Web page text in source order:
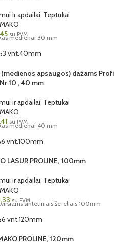
ir apdailai, Teptukai
MAKO
su PVM
medienai 30 mm
3 vnt.40mm
apsaugos) dažams Profi
, 40 mm
ir apdailai, Teptukai
MAKO
su PVM
medienai 40 mm
6 vnt.100mm
LASUR PROLINE, 100mm
ir apdailai, Teptukai
MAKO
su PVMsintetiniais šereliais 100mm
6 vnt.120mm
PROLINE, 120mm